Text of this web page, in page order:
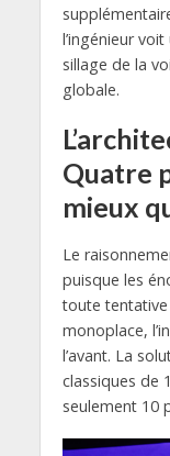
l’ingénieur
sillage de la
globale.
Quatre
mieux
Le
puisque les
toute
monoplace,
l’avant. La
classiques de
seulement 10